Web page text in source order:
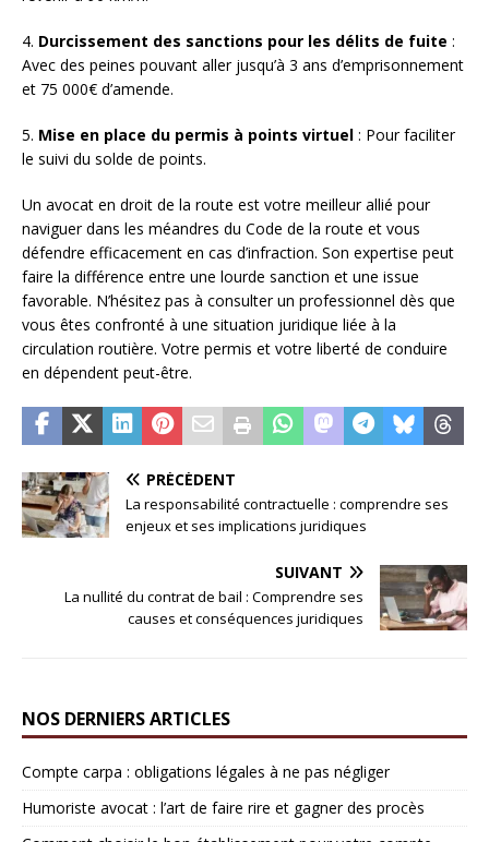
4. Durcissement des sanctions pour les délits de fuite :
Avec des peines pouvant aller jusqu’à 3 ans d’emprisonnement
et 75 000€ d’amende.
5. Mise en place du permis à points virtuel : Pour faciliter
le suivi du solde de points.
Un avocat en droit de la route est votre meilleur allié pour
naviguer dans les méandres du Code de la route et vous
défendre efficacement en cas d’infraction. Son expertise peut
faire la différence entre une lourde sanction et une issue
favorable. N’hésitez pas à consulter un professionnel dès que
vous êtes confronté à une situation juridique liée à la
circulation routière. Votre permis et votre liberté de conduire
en dépendent peut-être.
PRÉCÉDENT
La responsabilité contractuelle : comprendre ses
enjeux et ses implications juridiques
SUIVANT
La nullité du contrat de bail : Comprendre ses
causes et conséquences juridiques
NOS DERNIERS ARTICLES
Compte carpa : obligations légales à ne pas négliger
Humoriste avocat : l’art de faire rire et gagner des procès